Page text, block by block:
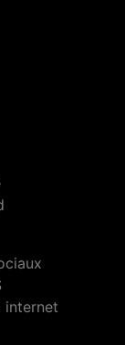
internet